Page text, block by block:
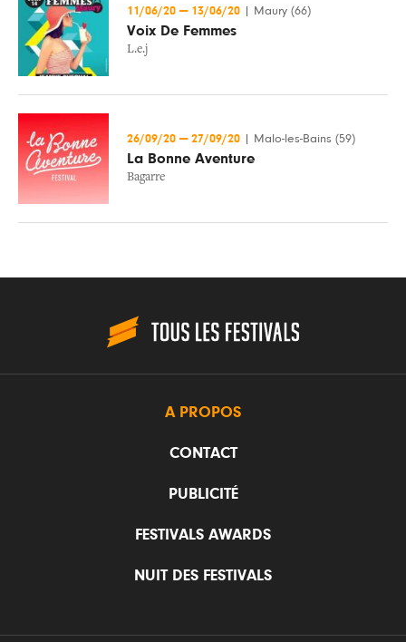
11/06/20 — 13/06/20 Maury (66)
Voix De Femmes
L.e.j
26/09/20 — 27/09/20 Malo-les-Bains (59)
La Bonne Aventure
Bagarre
A PROPOS
CONTACT
PUBLICITÉ
FESTIVALS AWARDS
NUIT DES FESTIVALS